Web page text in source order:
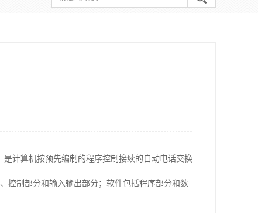
是计算机按预先编制的程序控制接续的自动电话交换
控制部分和输入输出部分；软件包括程序部分和数